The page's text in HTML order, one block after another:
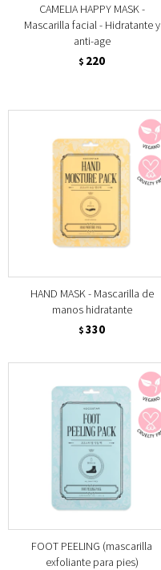
CAMELIA HAPPY MASK -
Mascarilla facial - Hidratante y
anti-age
$ 220
HAND MASK - Mascarilla de
manos hidratante
$ 330
FOOT PEELING (mascarilla
exfoliante para pies)